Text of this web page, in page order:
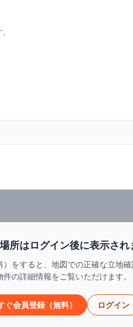
所はログイン後に表示され
）をすると、地図での正確な立地
件の詳細情報をご覧いただけます。
ぐ会員登録（無料） ログイン